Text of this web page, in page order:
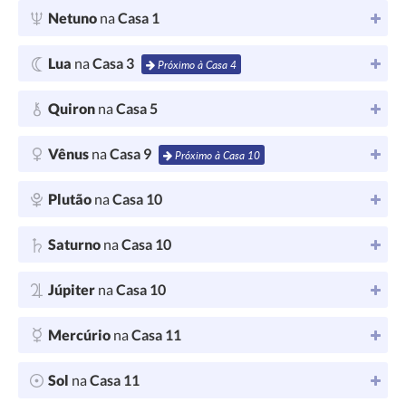
Netuno naCasa 1
Lua naCasa 3 Próximo à Casa 4
Quiron naCasa 5
Vênus naCasa 9 Próximo à Casa 10
Plutão naCasa 10
Saturno naCasa 10
Júpiter naCasa 10
Mercúrio naCasa 11
Sol naCasa 11